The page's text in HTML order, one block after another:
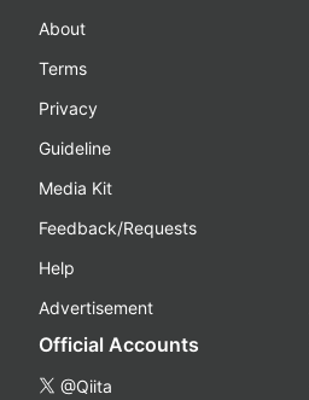
About
Terms
Privacy
Guideline
Media Kit
Feedback/Requests
Help
Advertisement
Official Accounts
@Qiita